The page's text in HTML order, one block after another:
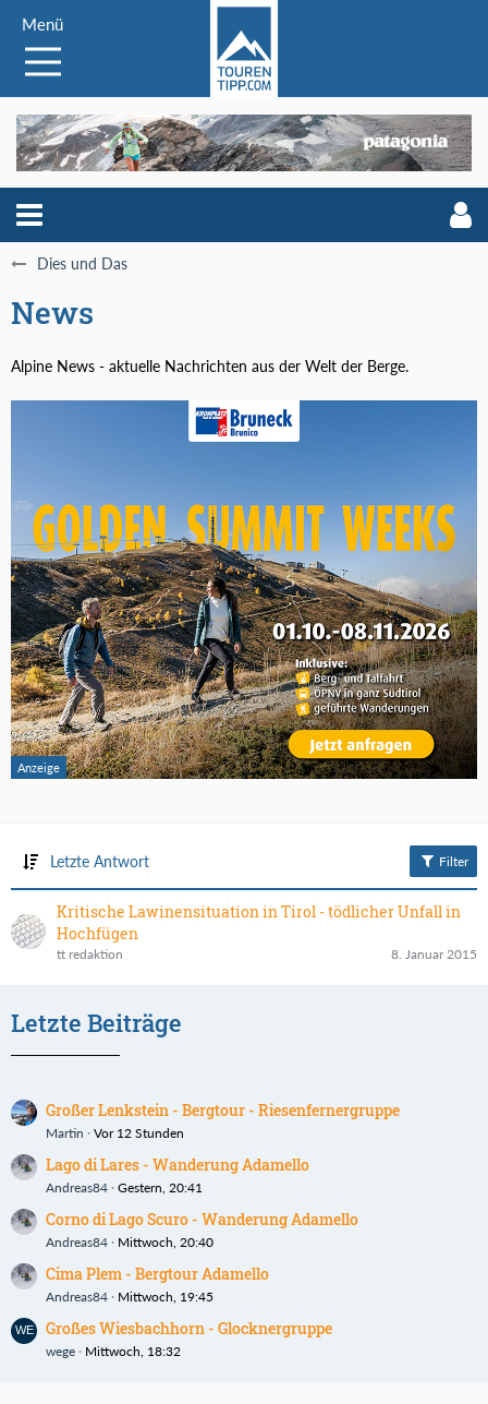
Menü
Dies und Das
News
Alpine News - aktuelle Nachrichten aus der Welt der Berge.
Letzte Antwort Filter
Kritische Lawinensituation in Tirol - tödlicher Unfall in
Hochfügen
tt redaktion 8. Januar 2015
Letzte Beiträge
Großer Lenkstein - Bergtour - Riesenfernergruppe
Martin Vor 12 Stunden
Lago di Lares - Wanderung Adamello
Andreas84 Gestern, 20:41
Corno di Lago Scuro - Wanderung Adamello
Andreas84 Mittwoch, 20:40
Cima Plem - Bergtour Adamello
Andreas84 Mittwoch, 19:45
Großes Wiesbachhorn - Glocknergruppe
wege Mittwoch, 18:32